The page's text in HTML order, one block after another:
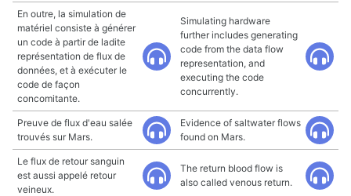
En outre, la simulation de
matériel consiste à générer
un code à partir de ladite
représentation de flux de
données, et à exécuter le
code de façon
concomitante.
Simulating hardware
further includes generating
code from the data flow
representation, and
executing the code
concurrently.
Preuve de flux d'eau salée
trouvés sur Mars.
Evidence of saltwater flows
found on Mars.
Le flux de retour sanguin
est aussi appelé retour
veineux.
The return blood flow is
also called venous return.